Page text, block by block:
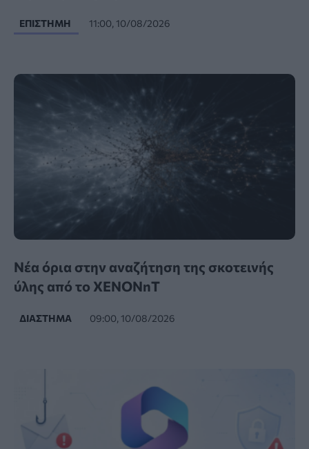
ΕΠΙΣΤΉΜΗ 11:00, 10/08/2026
Νέα όρια στην αναζήτηση της σκοτεινής
ύλης από το XENONnT
ΔΙΆΣΤΗΜΑ 09:00, 10/08/2026